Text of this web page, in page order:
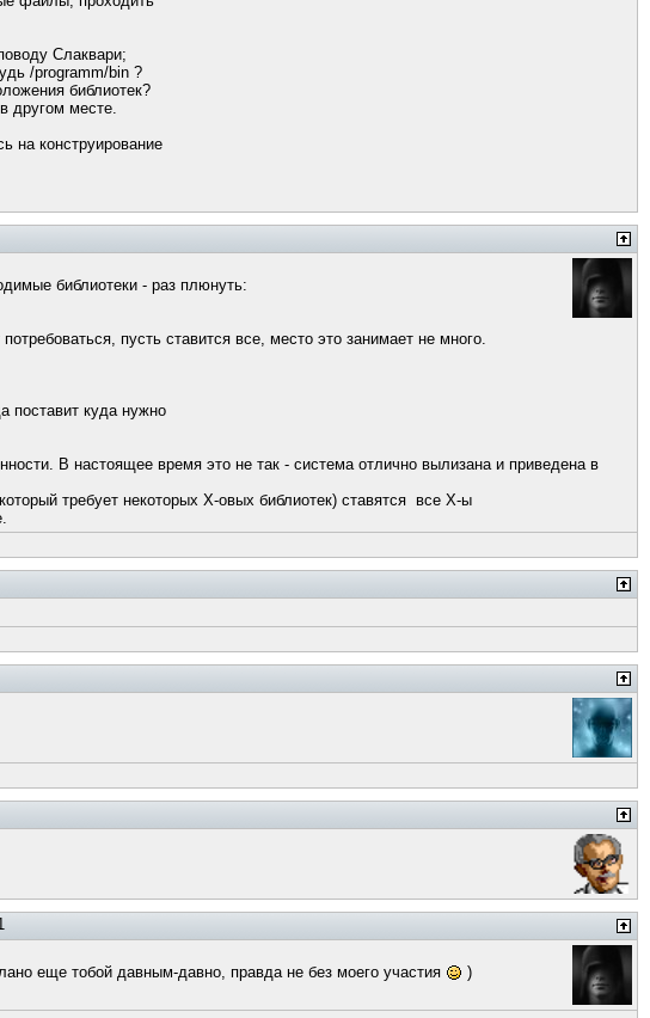
Слаквари;
/programm/bin ?
библиотек?
другом месте.
на конструирование
библиотеки - раз плюнуть:
пусть ставится все, место это занимает не много.
поставит куда нужно
В настоящее время это не так - система отлично вылизана и приведена в
требует некоторых Х-овых библиотек) ставятся все Х-ы
еще тобой давным-давно, правда не без моего участия
)